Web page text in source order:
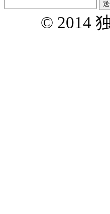
© 2014